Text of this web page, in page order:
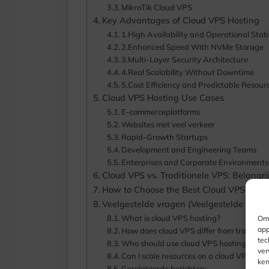
MikroTik Cloud VPS
Key Advantages of Cloud VPS Hosting
1.High Availability and Operational
2.Enhanced Speed With NVMe Storage
3.Multi-Layer Security Architecture
4.Real Scalability Without Downtime
5.Cost Efficiency and Predictable
Cloud VPS Hosting Use Cases
E-commerceplatforms
Websites met veel verkeer
Rapid-Growth Startups
Development and Engineering Teams
Enterprises and Corporate Environments
Cloud VPS vs. Traditionele VPS:
How to Choose the Best Cloud VPS
Veelgestelde vragen (Veelgestelde
What is cloud VPS hosting?
How does cloud VPS differ from
Who should use cloud VPS hosting
Can I scale resources on a cloud VPS